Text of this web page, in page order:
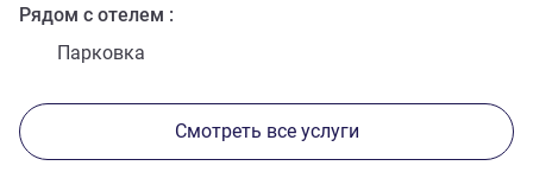
Рядом с отелем
Парковка
Смотреть все услуги